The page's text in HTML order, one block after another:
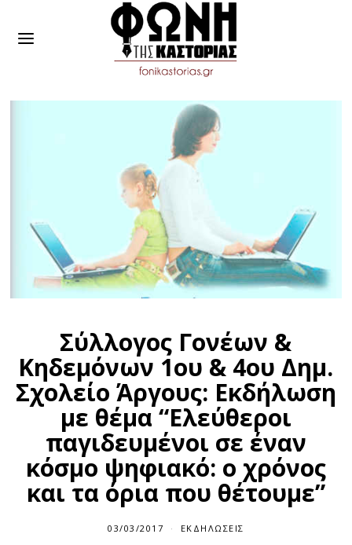
Σύλλογος Γονέων &
Κηδεμόνων 1ου & 4ου Δημ.
Σχολείο Άργους: Εκδήλωση
με θέμα “Ελεύθεροι
παγιδευμένοι σε έναν
κόσμο ψηφιακό: ο χρόνος
και τα όρια που θέτουμε”
03/03/2017 ΕΚΔΗΛΏΣΕΙΣ